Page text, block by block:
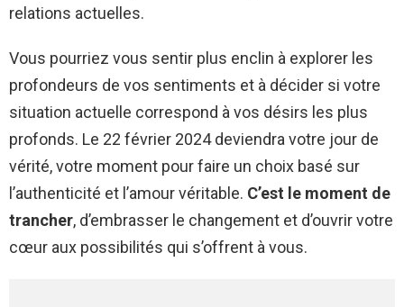
relations actuelles.
Vous pourriez vous sentir plus enclin à explorer les
profondeurs de vos sentiments et à décider si votre
situation actuelle correspond à vos désirs les plus
profonds. Le 22 février 2024 deviendra votre jour de
vérité, votre moment pour faire un choix basé sur
l’authenticité et l’amour véritable. C’est le moment de
trancher, d’embrasser le changement et d’ouvrir votre
cœur aux possibilités qui s’offrent à vous.